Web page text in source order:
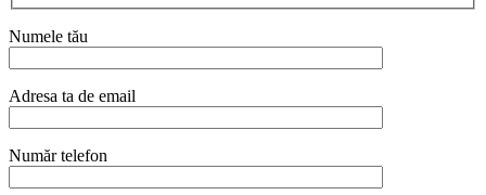
Numele tău
Adresa ta de email
Număr telefon